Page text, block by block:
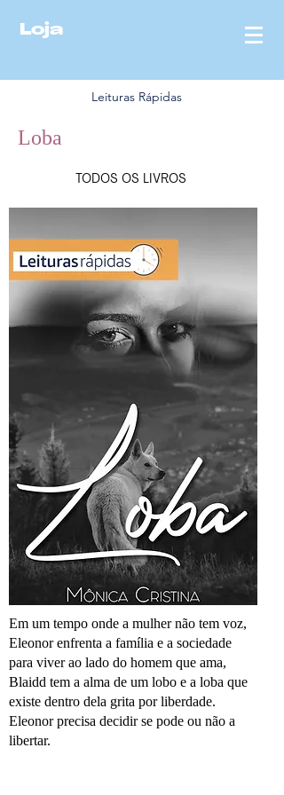
Loja
MÔ
Leituras Rápidas
Loba
TODOS OS LIVROS
Em um tempo onde a mulher não tem voz,
Eleonor enfrenta a família e a sociedade
para viver ao lado do homem que ama,
Blaidd tem a alma de um lobo e a loba que
existe dentro dela grita por liberdade.
Eleonor precisa decidir se pode ou não a
libertar.